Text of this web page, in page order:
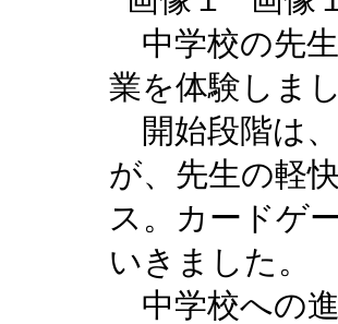
中学校の先
業を体験しまし
開始段階は
が、先生の軽
ス。カードゲ
いきました。
中学校への